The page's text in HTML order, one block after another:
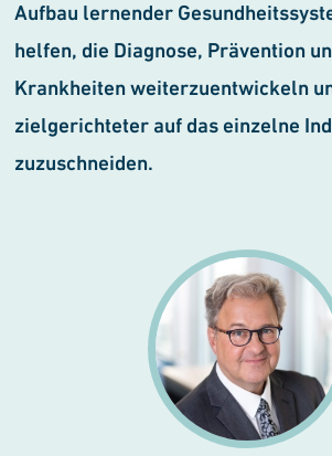
Aufbau lernender
helfen, die Diagnose, Prävention
Krankheiten weiterzuentwickeln
zielgerichteter auf das einzelne
zuzuschneiden.